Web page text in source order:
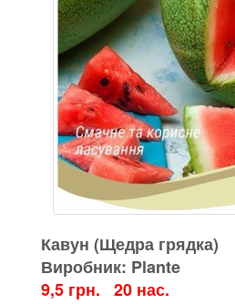
Кавун (Щедра грядка)
Виробник: Plante
9,5 грн. 20 нас.